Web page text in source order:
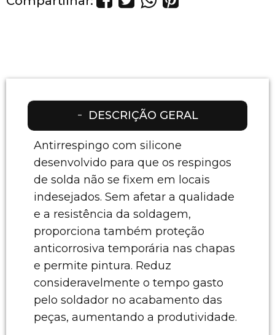
DESCRIÇÃO GERAL
Antirrespingo com silicone
desenvolvido para que os respingos
de solda não se fixem em locais
indesejados. Sem afetar a qualidade
e a resistência da soldagem,
proporciona também proteção
anticorrosiva temporária nas chapas
e permite pintura. Reduz
consideravelmente o tempo gasto
pelo soldador no acabamento das
peças, aumentando a produtividade.